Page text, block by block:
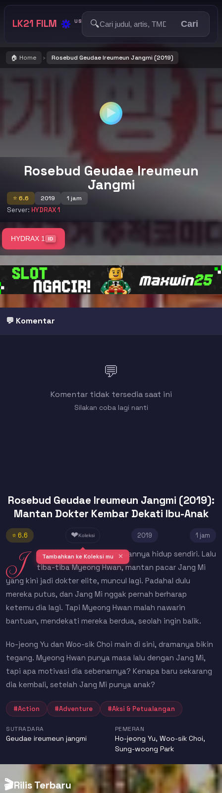
LK21 FILM 🔅 US 🔍 Cari
🏠 Home › Rosebud Geudae Ireumeun Jangmi (2019)
Rosebud Geudae Ireumeun
Jangmi
⭐ 6.6 2019 1 jam
Server: HYDRAX 1
▶
HYDRAX 1 ID
💬 Komentar
💬
Komentar tidak tersedia saat ini
Silakan coba lagi nanti
Rosebud Geudae Ireumeun Jangmi (2019):
Mantan Dokter Kembar Dekati Ibu-Anak
⭐ 6.6 ❤Koleksi
Tambahkan ke Koleksi mu ✕
2019 1 jam
J
ang Mi dan anak perempuannya hidup sendiri. Lalu
tiba-tiba Myeong Hwan, mantan pacar Jang Mi
yang kini jadi dokter elite, muncul lagi. Padahal dulu
mereka putus, dan Jang Mi nggak pernah berharap
ketemu dia lagi. Tapi Myeong Hwan malah nawarin
bantuan, mendekati mereka berdua, seolah ingin balik.
Ho-jeong Yu dan Woo-sik Choi main di sini, dramanya bikin
tegang. Myeong Hwan punya masa lalu dengan Jang Mi,
tapi apa motivasi dia sebenarnya? Kenapa baru sekarang
dia kembali, setelah Jang Mi punya anak?
#Action #Adventure #Aksi & Petualangan
SUTRADARA
Geudae ireumeun jangmi
PEMERAN
Ho-jeong Yu, Woo-sik Choi,
Sung-woong Park
🎬Rilis Terbaru